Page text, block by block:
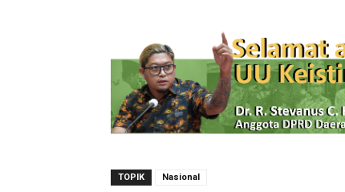
TOPIK Nasional